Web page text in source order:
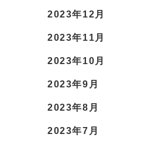
2023年12月
2023年11月
2023年10月
2023年9月
2023年8月
2023年7月